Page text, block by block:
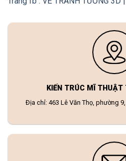
KIẾN TRÚC MĨ
Địa chỉ: 463 Lê Văn Thọ, phường